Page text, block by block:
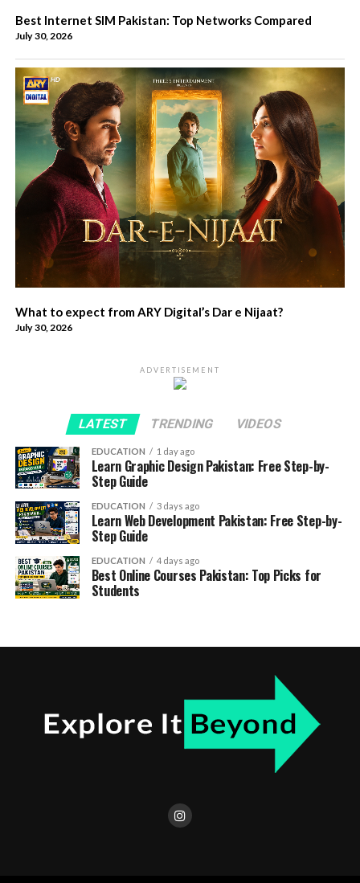
Best Internet SIM Pakistan: Top Networks Compared
July 30, 2026
What to expect from ARY Digital’s Dar e Nijaat?
July 30, 2026
ADVERTISEMENT
LATEST TRENDING VIDEOS
EDUCATION 1 day ago
Learn Graphic Design Pakistan: Free Step-by-
Step Guide
EDUCATION 3 days ago
Learn Web Development Pakistan: Free Step-by-
Step Guide
EDUCATION 4 days ago
Best Online Courses Pakistan: Top Picks for
Students